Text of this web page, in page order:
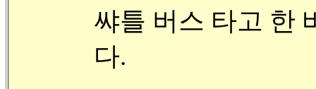
쌰틀 버스 타고 한
다.